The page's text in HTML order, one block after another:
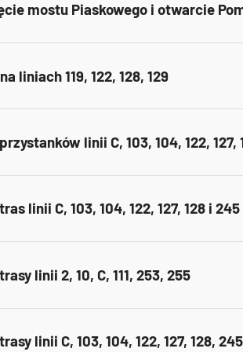
mostu Piaskowego i otwarcie
liniach 119, 122, 128, 129
linii C, 103, 104, 122, 127,
linii C, 103, 104, 122, 127, 128 i 245
linii 2, 10, C, 111, 253, 255
linii C, 103, 104, 122, 127, 128, 245